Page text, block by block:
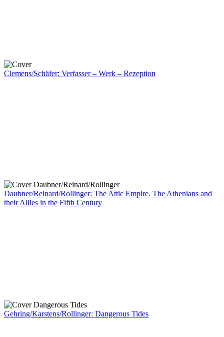
Clemens/Schäfer: Verfasser – Werk – Rezeption
Daubner/Reinard/Rollinger: The Attic Empire. The Athenians and
their Allies in the Fifth Century
Gehring/Karstens/Rollinger: Dangerous Tides